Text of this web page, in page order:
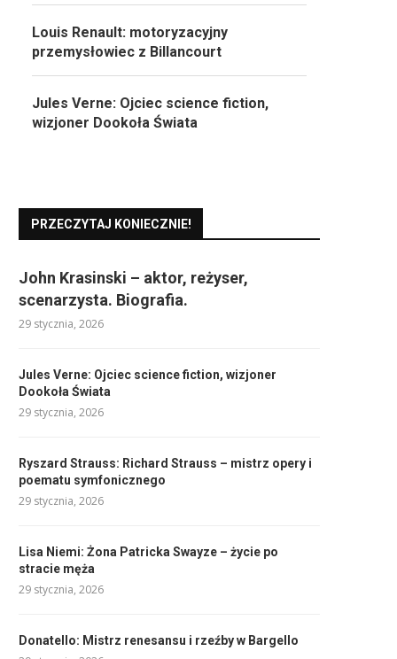
Louis Renault: motoryzacyjny
przemysłowiec z Billancourt
Jules Verne: Ojciec science fiction,
wizjoner Dookoła Świata
PRZECZYTAJ KONIECZNIE!
John Krasinski – aktor, reżyser,
scenarzysta. Biografia.
29 stycznia, 2026
Jules Verne: Ojciec science fiction, wizjoner
Dookoła Świata
29 stycznia, 2026
Ryszard Strauss: Richard Strauss – mistrz opery i
poematu symfonicznego
29 stycznia, 2026
Lisa Niemi: Żona Patricka Swayze – życie po
stracie męża
29 stycznia, 2026
Donatello: Mistrz renesansu i rzeźby w Bargello